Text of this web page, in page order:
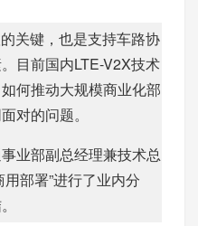
关键，也是支持车路协
目前国内LTE-V2X技术
何推动大规模商业化部
对的问题。
业部副总经理兼技术总
部署”进行了业内分